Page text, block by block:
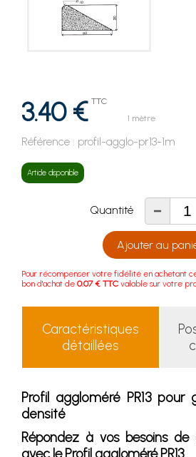
3.40 € TTC
1 mètre
Référence : profil-agglo-pr13-1m
Article disponible
Quantité -
Ajouter au
Pour récompenser votre fidélité en achetant
bon d'achat de 0.07 € TTC valable sur votre
Caractéristiques
détaillées
Profil aggloméré PR13 pour
densité
Répondez à vos besoins de
avec le Profil aggloméré PR13